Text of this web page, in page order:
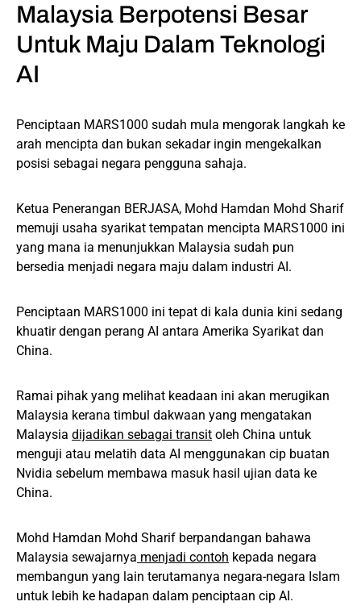
Malaysia Berpotensi Besar
Untuk Maju Dalam Teknologi
AI
Penciptaan MARS1000 sudah mula mengorak langkah ke
arah mencipta dan bukan sekadar ingin mengekalkan
posisi sebagai negara pengguna sahaja.
Ketua Penerangan BERJASA, Mohd Hamdan Mohd Sharif
memuji usaha syarikat tempatan mencipta MARS1000 ini
yang mana ia menunjukkan Malaysia sudah pun
bersedia menjadi negara maju dalam industri AI.
Penciptaan MARS1000 ini tepat di kala dunia kini sedang
khuatir dengan perang AI antara Amerika Syarikat dan
China.
Ramai pihak yang melihat keadaan ini akan merugikan
Malaysia kerana timbul dakwaan yang mengatakan
Malaysia dijadikan sebagai transit oleh China untuk
menguji atau melatih data AI menggunakan cip buatan
Nvidia sebelum membawa masuk hasil ujian data ke
China.
Mohd Hamdan Mohd Sharif berpandangan bahawa
Malaysia sewajarnya menjadi contoh kepada negara
membangun yang lain terutamanya negara-negara Islam
untuk lebih ke hadapan dalam penciptaan cip AI.